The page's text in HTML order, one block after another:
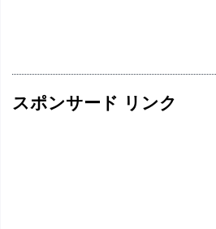
スポンサード リンク